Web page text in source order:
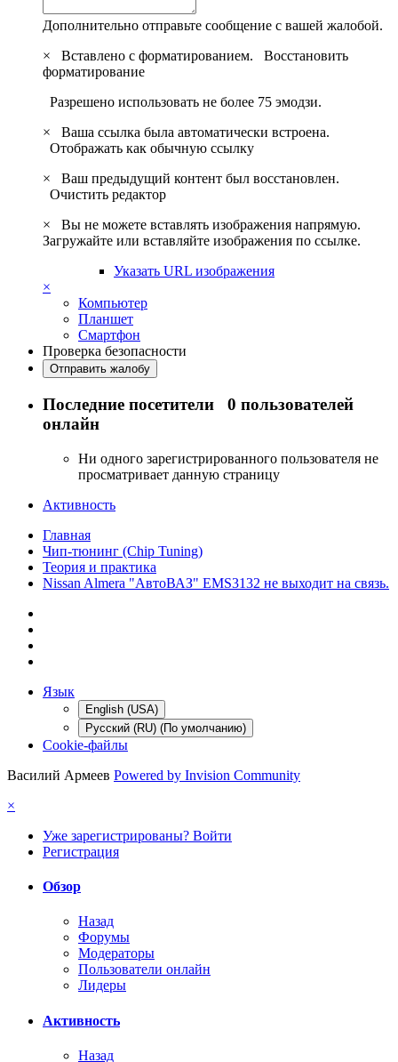
Дополнительно отправьте сообщение с вашей жалобой.
×
Вставлено с форматированием. Восстановить
форматирование
Разрешено использовать не более 75 эмодзи.
×
Ваша ссылка была автоматически встроена.
Отображать как обычную ссылку
×
Ваш предыдущий контент был восстановлен.
Очистить редактор
×
Вы не можете вставлять изображения напрямую.
Загружайте или вставляйте изображения по ссылке.
Указать URL изображения
×
Компьютер
Планшет
Смартфон
Проверка безопасности
Отправить жалобу
Последние посетители 0 пользователей
онлайн
Ни одного зарегистрированного пользователя не
просматривает данную страницу
Активность
Главная
Чип-тюнинг (Chip Tuning)
Теория и практика
Nissan Almera "АвтоВАЗ" EMS3132 не выходит на связь.
Язык
English (USA)
Русский (RU) (По умолчанию)
Cookie-файлы
Василий Армеев Powered by Invision Community
×
Уже зарегистрированы? Войти
Регистрация
Обзор
Назад
Форумы
Модераторы
Пользователи онлайн
Лидеры
Активность
Назад